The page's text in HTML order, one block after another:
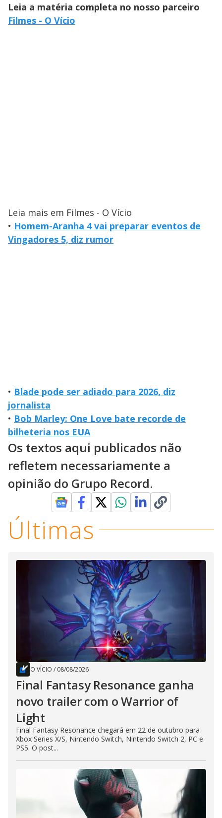
Leia a matéria completa no nosso parceiro
Filmes - O Vício
Leia mais em Filmes - O Vício
• Homem-Aranha 4 vai preparar eventos de
Vingadores 5, diz rumor
• Blade pode ser adiado para 2026, diz
jornalista
• Bob Marley: One Love bate recorde de
bilheteria nos EUA
Os textos aqui publicados não
refletem necessariamente a
opinião do Grupo Record.
Últimas
O VÍCIO / 08/08/2026
Final Fantasy Resonance ganha
novo trailer com o Warrior of
Light
Final Fantasy Resonance chegará em 22 de outubro para
Xbox Series X/S, Nintendo Switch, Nintendo Switch 2, PC e
PS5. O post...